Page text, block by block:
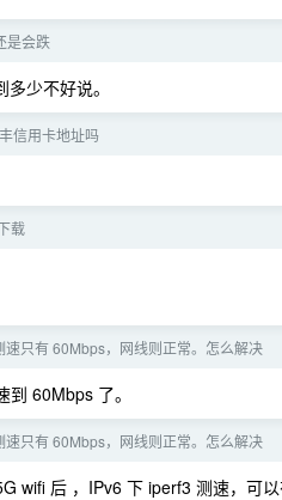
是会跌
少不好说。
信用卡地址吗
载
速只有 60Mbps，网线则正常。怎么解决
60Mbps 了。
速只有 60Mbps，网线则正常。怎么解决
wifi 后 ，IPv6 下 iperf3 测速，可